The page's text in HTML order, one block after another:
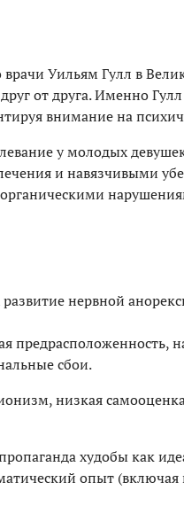
Уильям Гулл в
от друга. Именно
внимание на
у молодых
и навязчивыми
нервной
предрасположенность,
сбои.
низкая
худобы как
опыт